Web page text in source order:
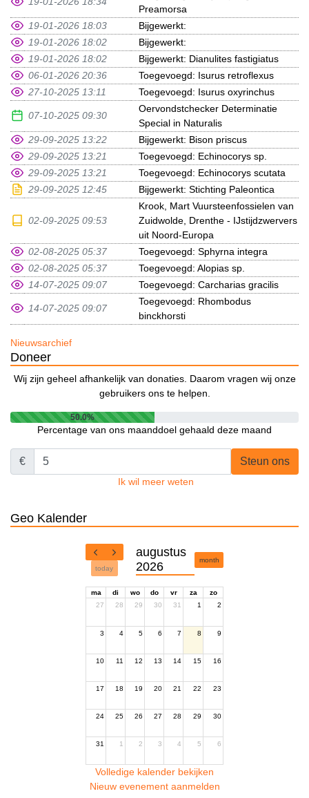
Preamorsa
19-01-2026 18:03
Bijgewerkt:
19-01-2026 18:02
Bijgewerkt:
19-01-2026 18:02
Bijgewerkt: Dianulites fastigiatus
06-01-2026 20:36
Toegevoegd: Isurus retroflexus
27-10-2025 13:11
Toegevoegd: Isurus oxyrinchus
07-10-2025 09:30
Oervondstchecker Determinatie
Special in Naturalis
29-09-2025 13:22
Bijgewerkt: Bison priscus
29-09-2025 13:21
Toegevoegd: Echinocorys sp.
29-09-2025 13:21
Toegevoegd: Echinocorys scutata
29-09-2025 12:45
Bijgewerkt: Stichting Paleontica
02-09-2025 09:53
Krook, Mart Vuursteenfossielen van
Zuidwolde, Drenthe - IJstijdzwervers
uit Noord-Europa
02-08-2025 05:37
Toegevoegd: Sphyrna integra
02-08-2025 05:37
Toegevoegd: Alopias sp.
14-07-2025 09:07
Toegevoegd: Carcharias gracilis
14-07-2025 09:07
Toegevoegd: Rhombodus
binckhorsti
Nieuwsarchief
Doneer
Wij zijn geheel afhankelijk van donaties. Daarom vragen wij onze
gebruikers ons te helpen.
50.0%
Percentage van ons maanddoel gehaald deze maand
€ Steun ons
Ik wil meer weten
Geo Kalender
today
augustus
2026
month
ma di wo do vr za
zo
27
28 29 30 31 1 2
3 4 5 6 7 8 9
10 11 12 13 14 15 16
17 18 19 20 21 22 23
24 25 26 27 28 29 30
31 1 2 3 4 5 6
Volledige kalender bekijken
Nieuw evenement aanmelden